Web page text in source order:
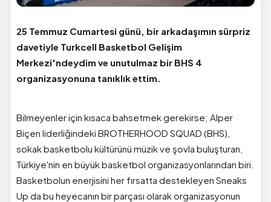
25 Temmuz Cumartesi günü, bir arkadaşımın sürpriz
davetiyle Turkcell Basketbol Gelişim
Merkezi'ndeydim ve unutulmaz bir BHS 4
organizasyonuna tanıklık ettim.
Bilmeyenler için kısaca bahsetmek gerekirse; Alper
Biçen liderliğindeki BROTHERHOOD SQUAD (BHS),
sokak basketbolu kültürünü müzik ve şovla buluşturan,
Türkiye'nin en büyük basketbol organizasyonlarından biri.
Basketbolun enerjisini her fırsatta destekleyen Sneaks
Up da bu heyecanın bir parçası olarak organizasyonun